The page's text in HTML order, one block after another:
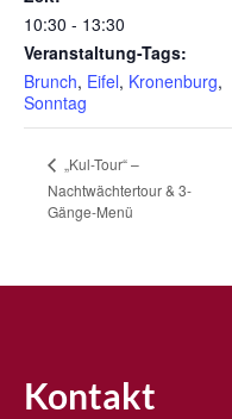
10:30 - 13:30
Veranstaltung-Tags:
Brunch, Eifel, Kronenburg,
Sonntag
„Kul-Tour“ –
Nachtwächtertour & 3-
Gänge-Menü
Kontakt